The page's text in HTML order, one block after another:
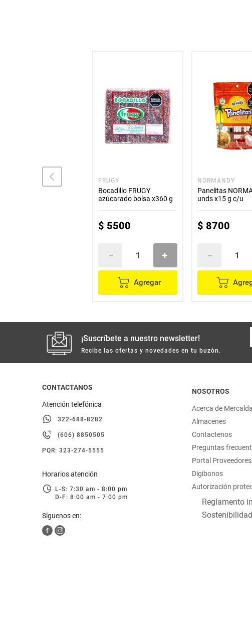
FRUGY
Bocadillo FRUGY
azúcarado bolsa x360 g
$ 5500
Agregar
NORMANDY
Panelitas
unds x15 g c/u
$ 8700
¡Suscríbete a nuestro newsletter!
Recibe las ofertas y novedades en tu buzón.
CONTACTANOS
Atención telefónica
322-688-8282
(606) 8850505
PQR: 323-274-5555
Horarios atención
L-S: 7:30 am - 8:00 pm
D-F: 8:00 am - 7:00 pm
Síguenos en:
NOSOTROS
Acerca de
Almacenes
Contactenos
Preguntas
Portal Proveedores
Digibonos
Autorización
Reglamento